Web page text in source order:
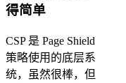
得简单
CSP 是 Page Shield
策略使用的底层系
统，虽然很棒，但